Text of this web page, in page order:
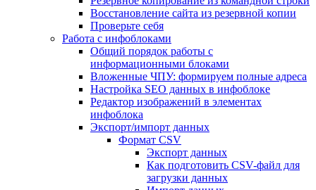
Восстановление сайта из резервной копии
Проверьте себя
Работа с инфоблоками
Общий порядок работы с
информационными блоками
Вложенные ЧПУ: формируем полные адреса
Настройка SEO данных в инфоблоке
Редактор изображений в элементах
инфоблока
Экспорт/импорт данных
Формат CSV
Экспорт данных
Как подготовить CSV-файл для
загрузки данных